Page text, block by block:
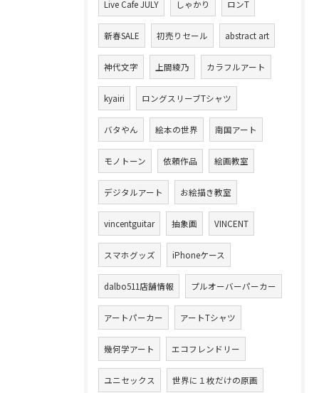
Live Cafe JULY しゃかり ロンT
新春SALE 初売りセール abstract art
神代文字 上間綾乃 カラフルアート
kyairi ロングスリーブTシャツ
バタやん 絵本の世界 南国アート
モノトーン 依頼作品 絵画教室
デジタルアート お絵描き教室
vincentguitar 抽象画 VINCENT
スマホグッズ iPhoneケース
dalbo511店舗情報 プルオーバーパーカー
アートパーカー アートTシャツ
幾何学アート エコフレンドリー
ユニセックス 世界に１枚だけの原画